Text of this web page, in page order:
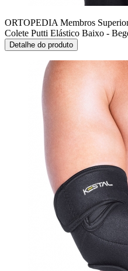
ORTOPEDIA Membros
Colete Putti Elástico Baixo -
Detalhe do produto